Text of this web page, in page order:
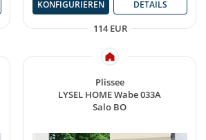
114 EUR
KONFIGURIEREN DETAILS
Plissee
LYSEL HOME Wabe 033A
Salo BO